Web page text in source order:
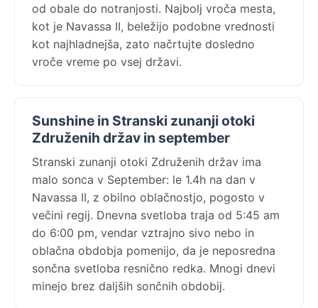
od obale do notranjosti. Najbolj vroča mesta,
kot je Navassa II, beležijo podobne vrednosti
kot najhladnejša, zato načrtujte dosledno
vroče vreme po vsej državi.
Sunshine in Stranski zunanji otoki
Združenih držav in september
Stranski zunanji otoki Združenih držav ima
malo sonca v September: le 1.4h na dan v
Navassa II, z obilno oblačnostjo, pogosto v
večini regij. Dnevna svetloba traja od 5:45 am
do 6:00 pm, vendar vztrajno sivo nebo in
oblačna obdobja pomenijo, da je neposredna
sončna svetloba resnično redka. Mnogi dnevi
minejo brez daljših sončnih obdobij.